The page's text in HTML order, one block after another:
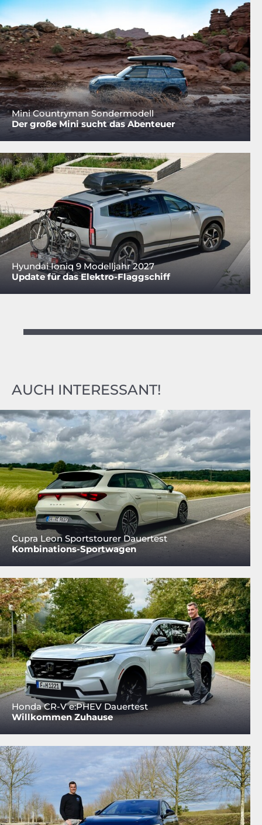
Mini Countryman Sondermodell
Der große Mini sucht das Abenteuer
Hyundai Ioniq 9 Modelljahr 2027
Update für das Elektro-Flaggschiff
AUCH INTERESSANT!
Cupra Leon Sportstourer Dauertest
Kombinations-Sportwagen
Honda CR-V e:PHEV Dauertest
Willkommen Zuhause